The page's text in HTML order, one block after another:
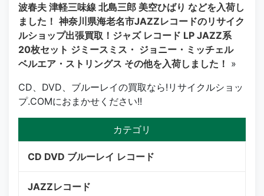
波春夫 津軽三味線 北島三郎 美空ひばり などを入荷し
ました！ 神奈川県海老名市JAZZレコードのリサイク
ルショップ出張買取！ジャズ レコード LP JAZZ系
20枚セット ジミースミス・ ジョニー・ミッチェル
ベルエア・ストリングス その他を入荷しました！ »
CD、DVD、ブルーレイの買取なら!リサイクルショッ
プ.COMにおまかせください!!
カテゴリ
CD DVD ブルーレイ レコード
JAZZレコード